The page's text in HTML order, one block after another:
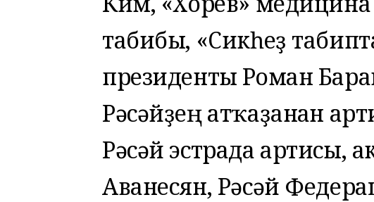
табибы, «Сикһеҙ
президенты Роман
Рәсәйҙең атҡаҙанған
Рәсәй эстрада артисы,
Аванесян, Рәсәй